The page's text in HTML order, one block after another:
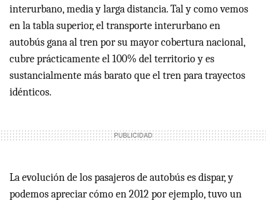
interurbano, media y larga distancia. Tal y como vemos
en la tabla superior, el transporte interurbano en
autobús gana al tren por su mayor cobertura nacional,
cubre prácticamente el 100% del territorio y es
sustancialmente más barato que el tren para trayectos
idénticos.
La evolución de los pasajeros de autobús es dispar, y
podemos apreciar cómo en 2012 por ejemplo, tuvo un